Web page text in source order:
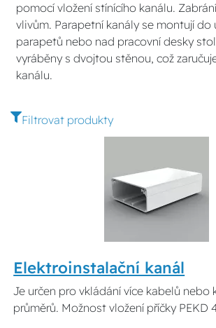
pomocí vložení stínícího kanálu.
vlivům. Parapetní kanály se montují do
parapetů nebo nad pracovní desky
vyráběny s dvojtou stěnou, což
kanálu.
Filtrovat produkty
Elektroinstalační kanál
Je určen pro vkládání více kabelů nebo
průměrů. Možnost vložení příčky PEKD